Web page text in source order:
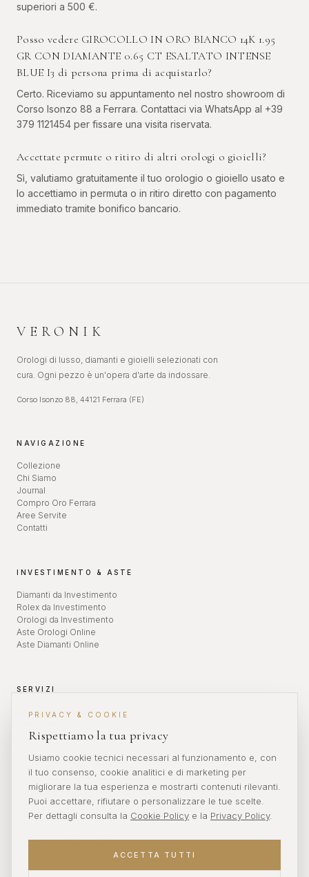
PRIVACY & COOKIE
Rispettiamo la tua privacy
Usiamo cookie tecnici necessari al funzionamento e, con
il tuo consenso, cookie analitici e di marketing per
migliorare la tua esperienza e mostrarti contenuti rilevanti.
Puoi accettare, rifiutare o personalizzare le tue scelte.
Per dettagli consulta la Cookie Policy e la Privacy Policy.
ACCETTA TUTTI
superiori a 500 €.
Posso vedere GIROCOLLO IN ORO BIANCO 14K 1.95
GR CON DIAMANTE 0.65 CT ESALTATO INTENSE
BLUE I3 di persona prima di acquistarlo?
Certo. Riceviamo su appuntamento nel nostro showroom di
Corso Isonzo 88 a Ferrara. Contattaci via WhatsApp al +39
379 1121454 per fissare una visita riservata.
Accettate permute o ritiro di altri orologi o gioielli?
Sì, valutiamo gratuitamente il tuo orologio o gioiello usato e
lo accettiamo in permuta o in ritiro diretto con pagamento
immediato tramite bonifico bancario.
VERONIK
Orologi di lusso, diamanti e gioielli selezionati con
cura. Ogni pezzo è un'opera d'arte da indossare.
Corso Isonzo 88, 44121 Ferrara (FE)
NAVIGAZIONE
Collezione
Chi Siamo
Journal
Compro Oro Ferrara
Aree Servite
Contatti
INVESTIMENTO & ASTE
Diamanti da Investimento
Rolex da Investimento
Orologi da Investimento
Aste Orologi Online
Aste Diamanti Online
SERVIZI
Valutazione Orologi
Diamanti da Investimento
CONTATTI
info@veronikwatches.com
Lun — Ven: 9:00 — 18:00